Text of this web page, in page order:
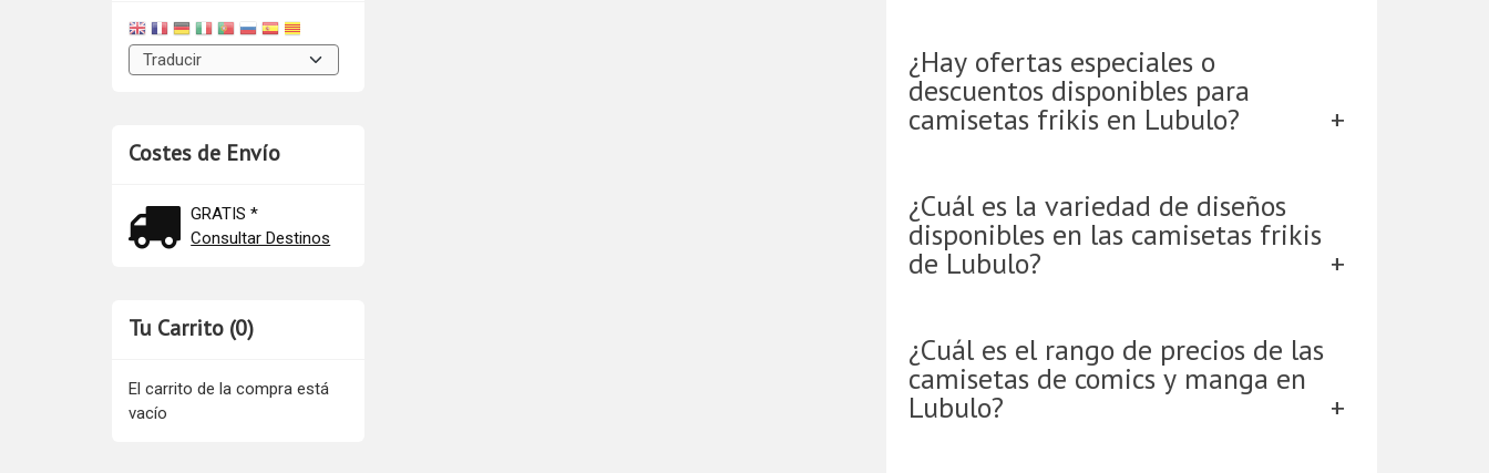
Costes de Envío
GRATIS *
Consultar Destinos
Tu Carrito (0)
El carrito de la compra está
vacío
¿Hay ofertas especiales o
descuentos disponibles para
camisetas frikis en Lubulo?
¿Cuál es la variedad de diseños
disponibles en las camisetas frikis
de Lubulo?
¿Cuál es el rango de precios de las
camisetas de comics y manga en
Lubulo?